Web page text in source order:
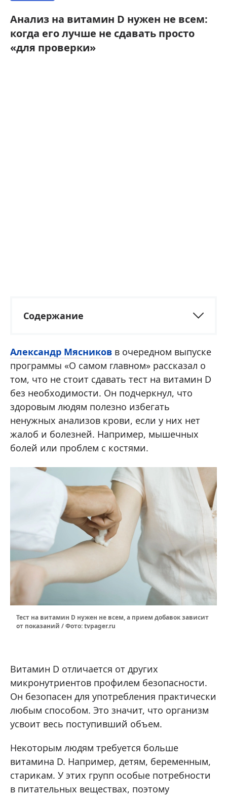
Анализ на витамин D нужен не всем:
когда его лучше не сдавать просто
«для проверки»
Содержание
Александр Мясников в очередном выпуске
программы «О самом главном» рассказал о
том, что не стоит сдавать тест на витамин D
без необходимости. Он подчеркнул, что
здоровым людям полезно избегать
ненужных анализов крови, если у них нет
жалоб и болезней. Например, мышечных
болей или проблем с костями.
Тест на витамин D нужен не всем, а прием добавок зависит
от показаний / Фото: tvpager.ru
Витамин D отличается от других
микронутриентов профилем безопасности.
Он безопасен для употребления практически
любым способом. Это значит, что организм
усвоит весь поступивший объем.
Некоторым людям требуется больше
витамина D. Например, детям, беременным,
старикам. У этих групп особые потребности
в питательных веществах, поэтому